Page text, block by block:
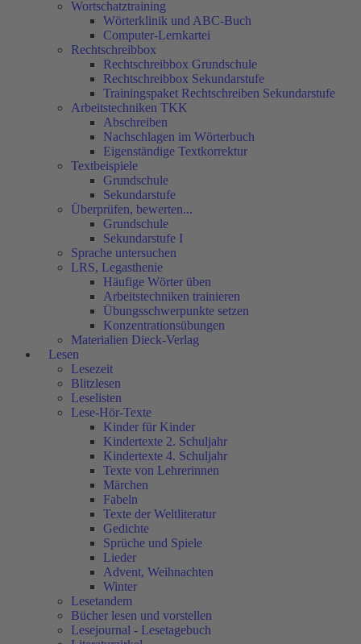
Wortschatztraining
Wörterklinik und ABC-Buch
Computer-Lernkartei
Rechtschreibbox
Rechtschreibbox Grundschule
Rechtschreibbox Sekundarstufe
Trainingspaket Rechtschreiben Sekundarstufe
Arbeitstechniken TKK
Abschreiben
Nachschlagen im Wörterbuch
Eigenständige Textkorrektur
Textbeispiele
Grundschule
Sekundarstufe
Überprüfen, bewerten...
Grundschule
Sekundarstufe I
Sprache untersuchen
LRS, Legasthenie
Häufige Wörter üben
Arbeitstechniken trainieren
Übungsschwerpunkte setzen
Konzentrationsübungen
Materialien Dieck-Verlag
Lesen
Lesezeit
Blitzlesen
Leselisten
Lese-Hör-Texte
Kinder für Kinder
Kindertexte 2. Schuljahr
Kindertexte 4. Schuljahr
Texte von Lehrerinnen
Märchen
Fabeln
Texte der Weltliteratur
Gedichte
Sprüche und Spiele
Lieder
Advent, Weihnachten
Winter
Lesetandem
Bücher lesen und vorstellen
Lesejournal - Lesetagebuch